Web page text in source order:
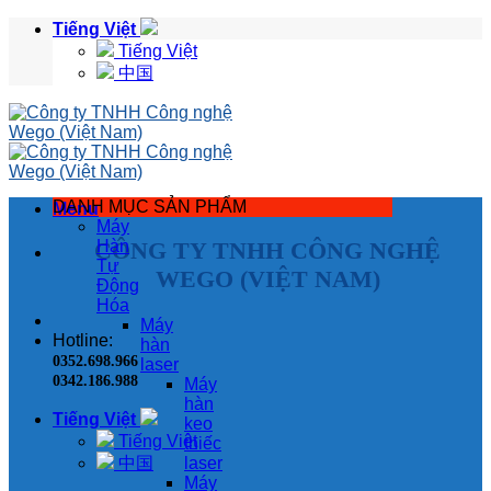
Skip
Tiếng Việt
Tiếng Việt
中国
Menu
CÔNG TY TNHH CÔNG NGHỆ
WEGO (VIỆT NAM)
Hotline:
0352.698.966
0342.186.988
Tiếng Việt
Tiếng Việt
中国
DANH MỤC SẢN PHẨM
Máy
Hàn
Tự
Động
Hóa
Máy
hàn
laser
Máy
hàn
keo
thiếc
laser
Máy